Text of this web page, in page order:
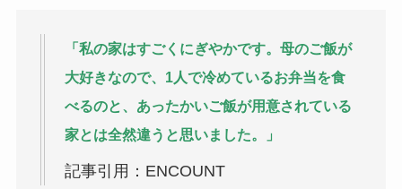
「私の家はすごくにぎやかです。母のご飯が
大好きなので、1人で冷めているお弁当を食
べるのと、あったかいご飯が用意されている
家とは全然違うと思いました。」
記事引用：ENCOUNT